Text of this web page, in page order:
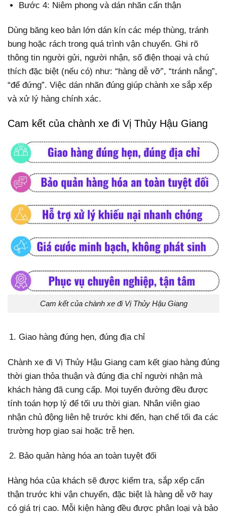
Bước 4: Niêm phong và dán nhãn cẩn thận
Dùng băng keo bản lớn dán kín các mép thùng, tránh
bung hoặc rách trong quá trình vận chuyển. Ghi rõ
thông tin người gửi, người nhận, số điện thoại và chú
thích đặc biệt (nếu có) như: “hàng dễ vỡ”, “tránh nắng”,
“để đứng”. Việc dán nhãn đúng giúp chành xe sắp xếp
và xử lý hàng chính xác.
Cam kết của chành xe đi Vị Thủy Hậu Giang
Cam kết của chành xe đi Vị Thủy Hậu Giang
Giao hàng đúng hẹn, đúng địa chỉ
Chành xe đi Vị Thủy Hậu Giang cam kết giao hàng đúng
thời gian thỏa thuận và đúng địa chỉ người nhận mà
khách hàng đã cung cấp. Mọi tuyến đường đều được
tính toán hợp lý để tối ưu thời gian. Nhân viên giao
nhận chủ động liên hệ trước khi đến, hạn chế tối đa các
trường hợp giao sai hoặc trễ hẹn.
Bảo quản hàng hóa an toàn tuyệt đối
Hàng hóa của khách sẽ được kiểm tra, sắp xếp cẩn
thận trước khi vận chuyển, đặc biệt là hàng dễ vỡ hay
có giá trị cao. Mỗi kiện hàng đều được phân loại và bảo